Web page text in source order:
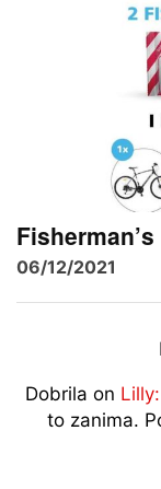
06/12/2021
Dobrila on
to zanima.